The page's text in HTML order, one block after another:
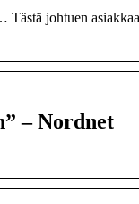
johtuen
– Nordnet